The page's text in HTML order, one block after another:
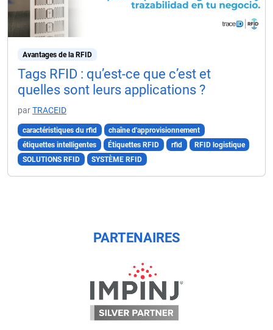
Avantages de la RFID
Tags RFID : qu’est-ce que c’est et
quelles sont leurs applications ?
parTRACEID
caractéristiques du rfid
chaîne d'approvisionnement
étiquettes intelligentes
Étiquettes RFID rfid
RFID logistique
SOLUTIONS RFID
SYSTÈME RFID
PARTENAIRES